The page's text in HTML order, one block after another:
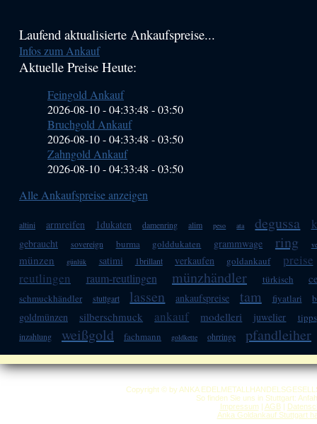
Haupt-
Sidebar
Laufend aktualisierte Ankaufspreise...
Infos zum Ankauf
Aktuelle Preise Heute:
Feingold Ankauf
2026-08-10 - 04:33:48 -03:50
Bruchgold Ankauf
2026-08-10 - 04:33:48 -03:50
Zahngold Ankauf
2026-08-10 - 04:33:48 -03:50
Alle Ankaufspreise anzeigen
altini armreifen 1dukaten damenring alim peso ata degussa
gebraucht sovereign burma golddukaten grammwage ring
münzen günlük satimi 1brillant verkaufen goldankauf
preise
reutlingen
raum-reutlingen münzhändler türkisch
schmuckhändler stuttgart lassen ankaufspreise tam fiyatlari
goldmünzen silberschmuck ankauf modelleri juwelier tipps
inzahlung weißgold fachmann goldkette ohrringe pfandleiher
Copyright © by ANKA
So finden Sie uns in Stuttgart:
Impressum| AGB|
Anka Goldankauf Stuttgart